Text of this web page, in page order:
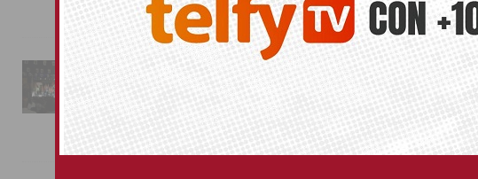
31/07/2026
Pilar de la Horadada
conmemora con emoción el
40º aniversario de su
independencia como municipio